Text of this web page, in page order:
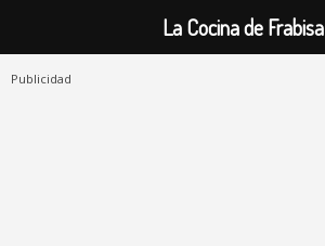
Publicidad
La Cocina de Frabisa